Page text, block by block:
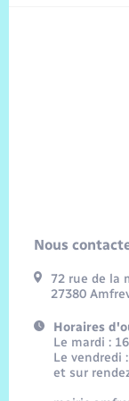
Nous
72 rue de la
27380
Horaires
Le mardi :
Le vendredi
et sur